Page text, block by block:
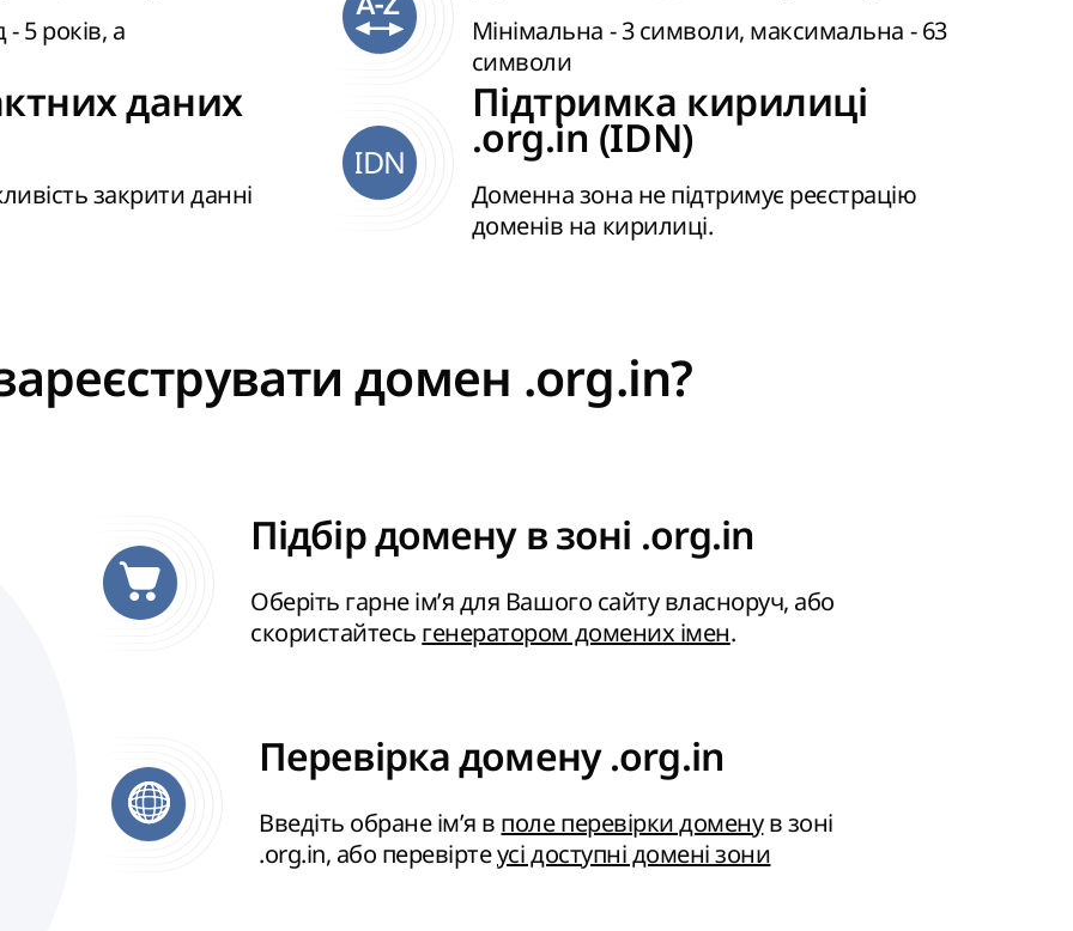
5 років, а
Мінімальна - 3 символи, максимальна - 63
символи
даних
закрити данні
IDN
Підтримка кирилиці
.org.in (IDN)
Доменна зона не підтримує реєстрацію
доменів на кирилиці.
домен .org.in?
Підбір домену в зоні .org.in
Оберіть гарне ім’я для Вашого сайту власноруч, або
скористайтесь генератором домених імен.
Перевірка домену .org.in
Введіть обране ім’я в поле перевірки доменув зоні
.org.in, або перевіртеусі доступні домені зони